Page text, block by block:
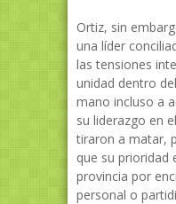
Ortiz, sin
una líder
las tensiones
unidad dentro
mano incluso a
su liderazgo en
tiraron a matar,
que su prioridad
provincia por
personal o